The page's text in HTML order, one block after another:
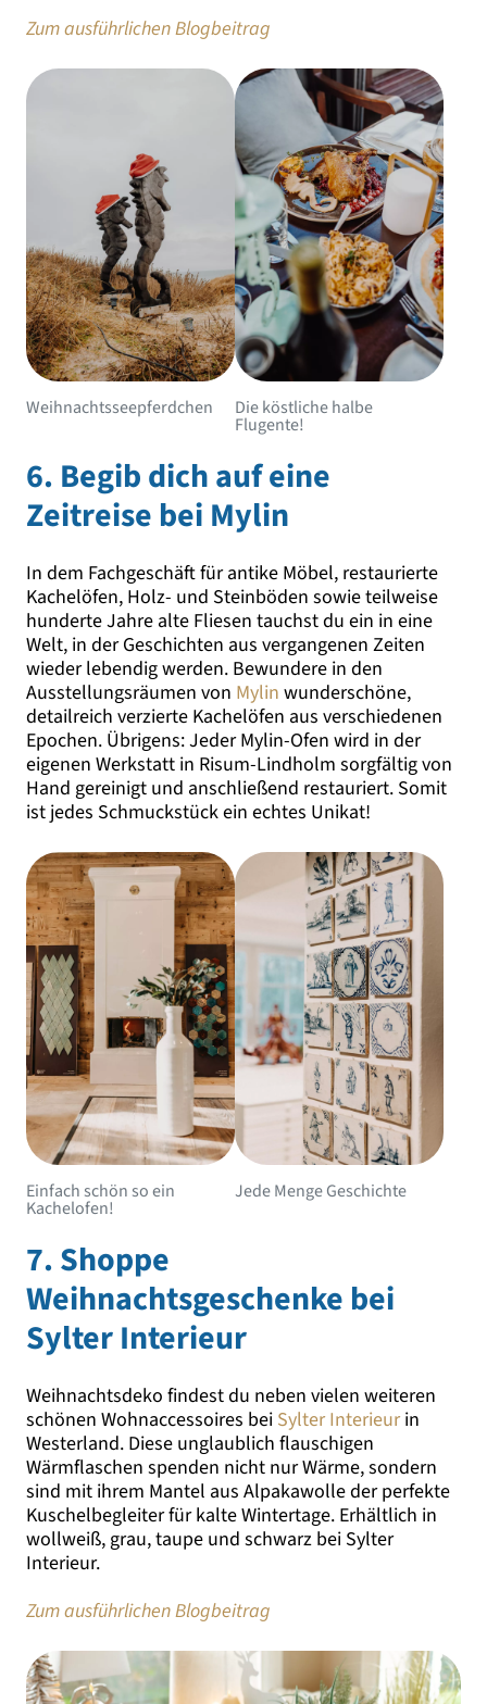
Zum ausführlichen Blogbeitrag
Weihnachtsseepferdchen Die köstliche halbe
Flugente!
6. Begib dich auf eine
Zeitreise bei Mylin
In dem Fachgeschäft für antike Möbel, restaurierte
Kachelöfen, Holz- und Steinböden sowie teilweise
hunderte Jahre alte Fliesen tauchst du ein in eine
Welt, in der Geschichten aus vergangenen Zeiten
wieder lebendig werden. Bewundere in den
Ausstellungsräumen von Mylin wunderschöne,
detailreich verzierte Kachelöfen aus verschiedenen
Epochen. Übrigens: Jeder Mylin-Ofen wird in der
eigenen Werkstatt in Risum-Lindholm sorgfältig von
Hand gereinigt und anschließend restauriert. Somit
ist jedes Schmuckstück ein echtes Unikat!
Einfach schön so ein
Kachelofen!
Jede Menge Geschichte
7. Shoppe
Weihnachtsgeschenke bei
Sylter Interieur
Weihnachtsdeko findest du neben vielen weiteren
schönen Wohnaccessoires bei Sylter Interieurin
Westerland. Diese unglaublich flauschigen
Wärmflaschen spenden nicht nur Wärme, sondern
sind mit ihrem Mantel aus Alpakawolle der perfekte
Kuschelbegleiter für kalte Wintertage. Erhältlich in
wollweiß, grau, taupe und schwarz bei Sylter
Interieur.
Zum ausführlichen Blogbeitrag